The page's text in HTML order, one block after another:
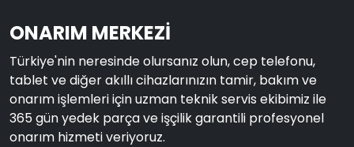
ONARIM MERKEZİ
Türkiye'nin neresinde olursanız olun, cep telefonu,
tablet ve diğer akıllı cihazlarınızın tamir, bakım ve
onarım işlemleri için uzman teknik servis ekibimiz ile
365 gün yedek parça ve işçilik garantili profesyonel
onarım hizmeti veriyoruz.